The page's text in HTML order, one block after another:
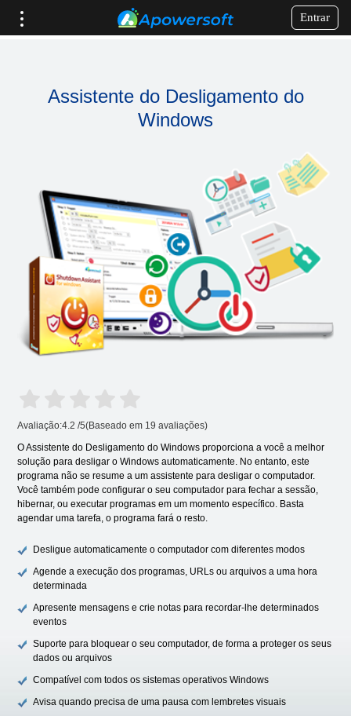
Entrar
Assistente do Desligamento do
Windows
Avaliação:4.2 /5(Baseado em 19 avaliações)
O Assistente do Desligamento do Windows proporciona a você a melhor
solução para desligar o Windows automaticamente. No entanto, este
programa não se resume a um assistente para desligar o computador.
Você também pode configurar o seu computador para fechar a sessão,
hibernar, ou executar programas em um momento específico. Basta
agendar uma tarefa, o programa fará o resto.
Desligue automaticamente o computador com diferentes modos
Agende a execução dos programas, URLs ou arquivos a uma hora
determinada
Apresente mensagens e crie notas para recordar-lhe determinados
eventos
Suporte para bloquear o seu computador, de forma a proteger os seus
dados ou arquivos
Compatível com todos os sistemas operativos Windows
Avisa quando precisa de uma pausa com lembretes visuais